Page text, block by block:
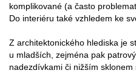
komplikované (a často
Do interiéru také vzhledem ke
Z architektonického hlediska je
u mladších, zejména pak
nadezdívkami či nižším